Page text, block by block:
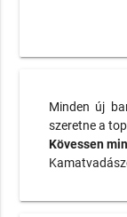
Minden új
szeretne a
Kövessen